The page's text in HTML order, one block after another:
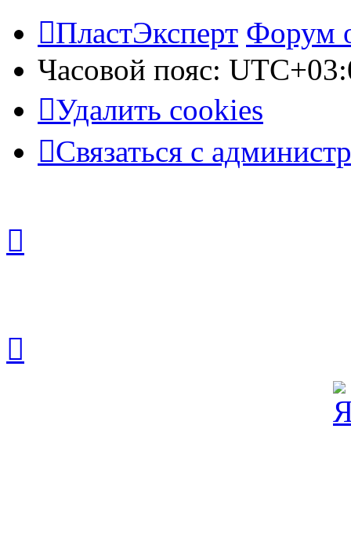
ПластЭксперт Форум
Часовой пояс:
Удалить cookies
Связаться с